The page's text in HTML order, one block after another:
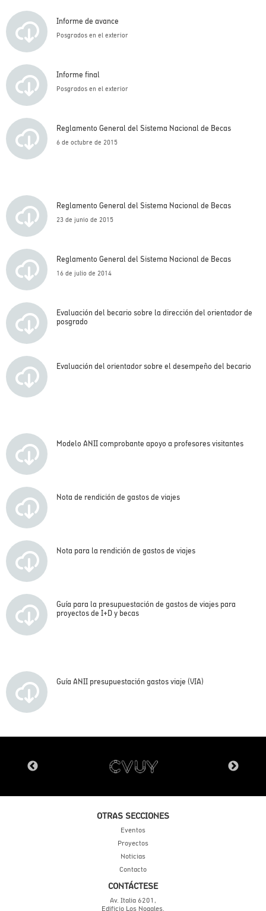
Informe de avance
Posgrados en el exterior
Informe final
Posgrados en el exterior
Reglamento General del Sistema Nacional de Becas
6 de octubre de 2015
Reglamento General del Sistema Nacional de Becas
23 de junio de 2015
Reglamento General del Sistema Nacional de Becas
16 de julio de 2014
Evaluación del becario sobre la dirección del orientador de
posgrado
Evaluación del orientador sobre el desempeño del becario
Modelo ANII comprobante apoyo a profesores visitantes
Nota de rendición de gastos de viajes
Nota para la rendición de gastos de viajes
Guía para la presupuestación de gastos de viajes para
proyectos de I+D y becas
Guía ANII presupuestación gastos viaje (VIA)
OTRAS SECCIONES
Eventos
Proyectos
Noticias
Contacto
CONTÁCTESE
Av. Italia 6201,
Edificio Los Nogales.